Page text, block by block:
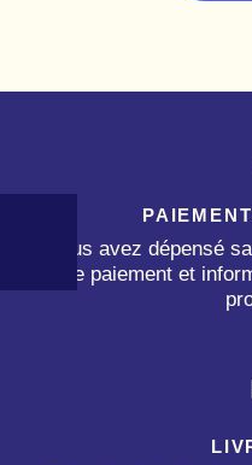
Vous avez dépensé
de paiement et